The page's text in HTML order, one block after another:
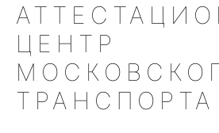
ЦЕНТР
ТРАНСПОРТА